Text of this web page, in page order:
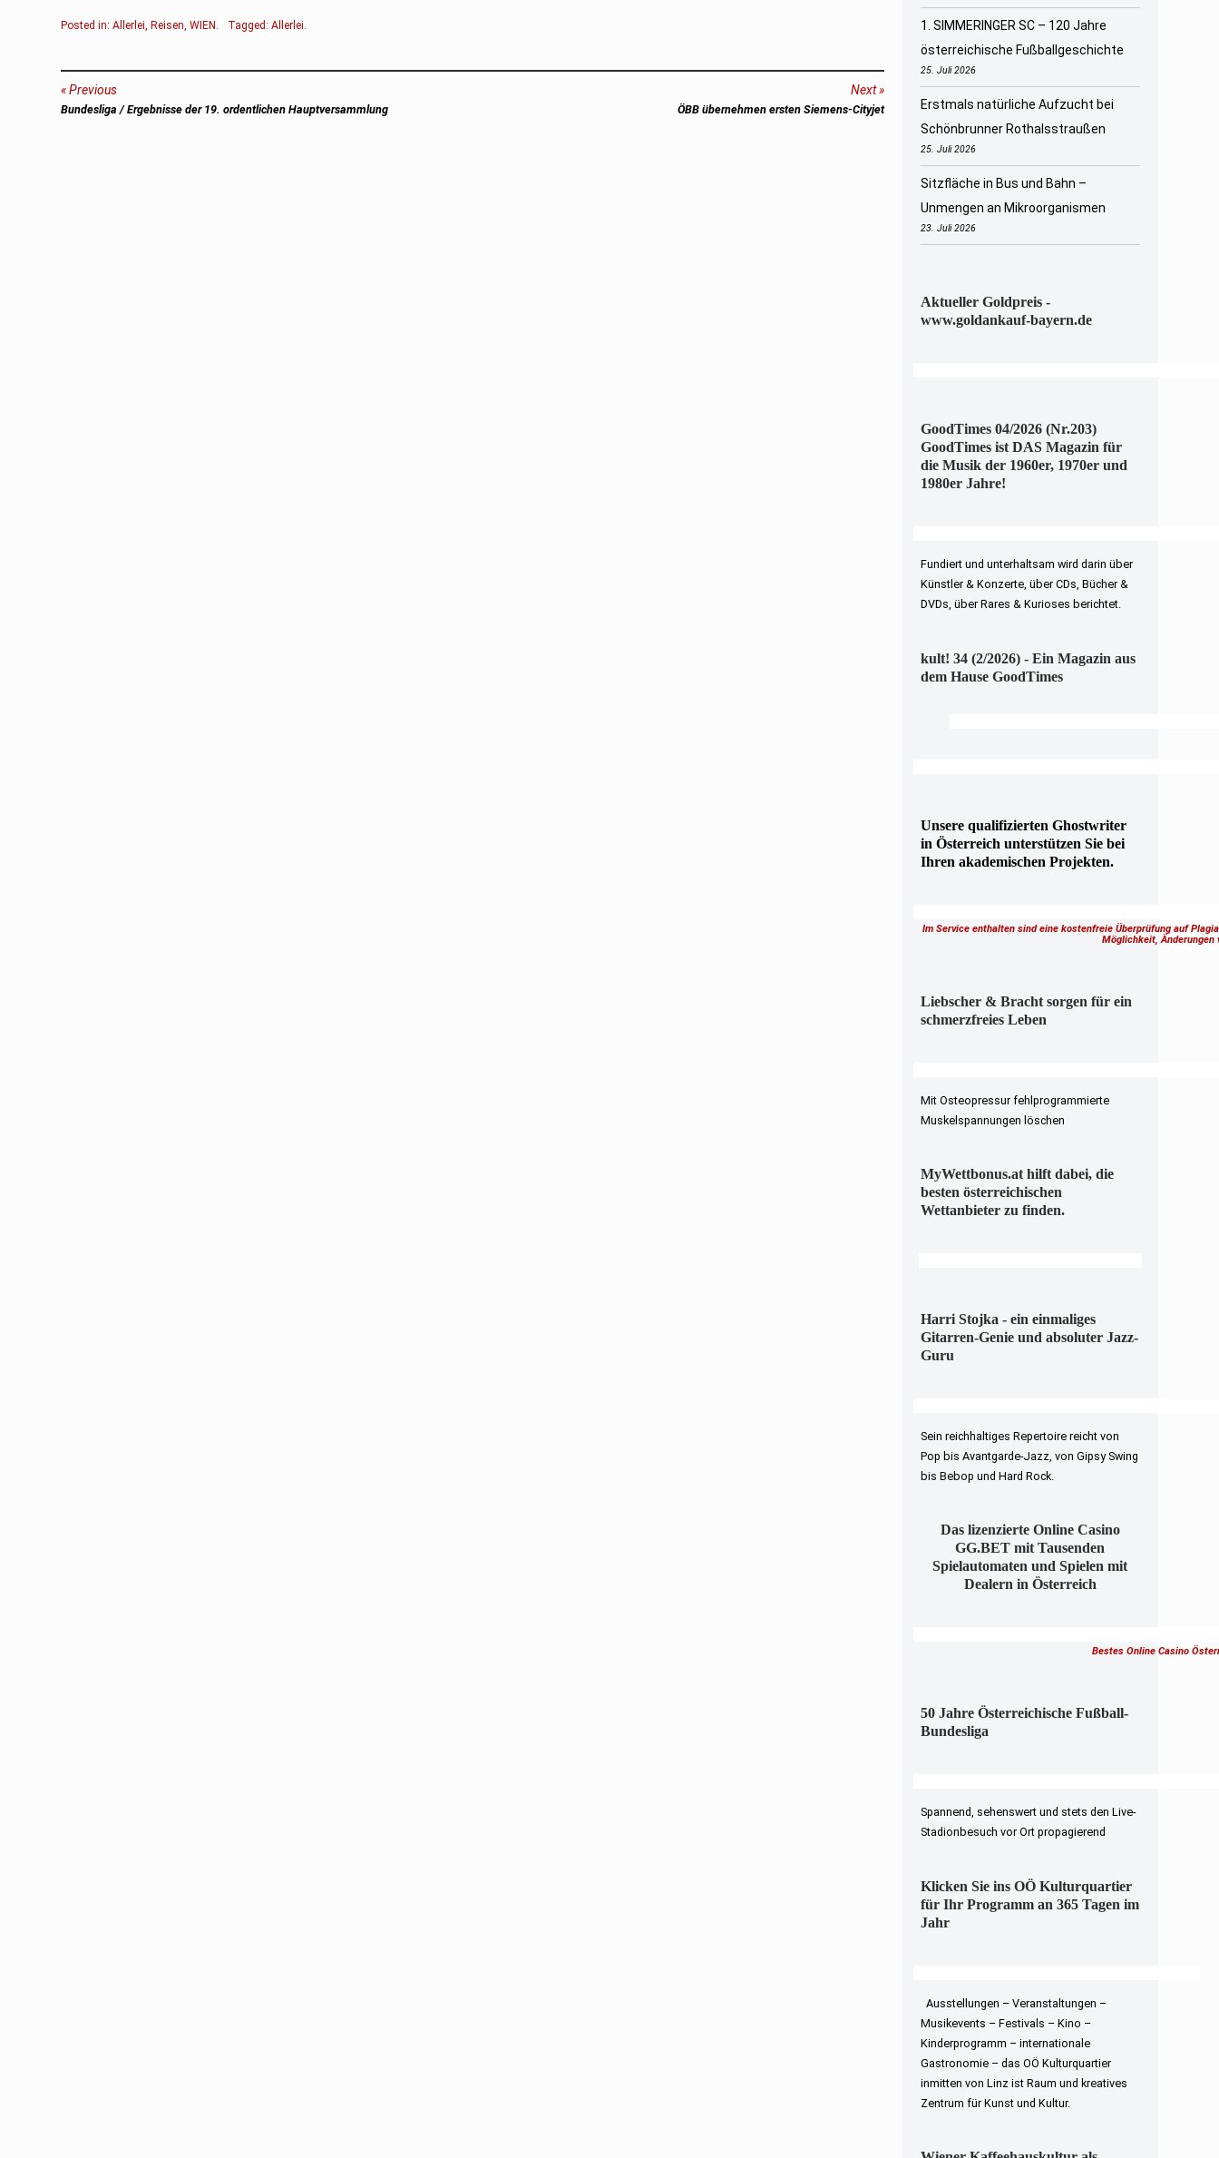
Posted in:Allerlei ,Reisen ,WIEN Tagged:Allerlei
Beitragsnavigation
Previous
Previous
Bundesliga / Ergebnisse der 19. ordentlichen Hauptversammlung
Next
Next
ÖBB übernehmen ersten Siemens-Cityjet
1. SIMMERINGER SC – 120 Jahre
österreichische Fußballgeschichte
25. Juli 2026
Erstmals natürliche Aufzucht bei
Schönbrunner Rothalsstraußen
25. Juli 2026
Sitzfläche in Bus und Bahn –
Unmengen an Mikroorganismen
23. Juli 2026
Aktueller Goldpreis -
www.goldankauf-bayern.de
GoodTimes 04/2026 (Nr.203)
GoodTimes ist DAS Magazin für
die Musik der 1960er, 1970er und
1980er Jahre!
Fundiert und unterhaltsam wird darin über
Künstler & Konzerte, über CDs, Bücher &
DVDs, über Rares & Kurioses berichtet.
kult! 34 (2/2026) - Ein Magazin aus
dem Hause GoodTimes
Unsere qualifizierten Ghostwriter
in Österreich unterstützen Sie bei
Ihren akademischen Projekten.
Im Service enthalten sind eine kostenfreie Überprüfung auf
Möglichkeit,
Liebscher & Bracht sorgen für ein
schmerzfreies Leben
Mit Osteopressur fehlprogrammierte
Muskelspannungen löschen
MyWettbonus.at hilft dabei, die
besten österreichischen
Wettanbieter zu finden.
Harri Stojka - ein einmaliges
Gitarren-Genie und absoluter Jazz-
Guru
Sein reichhaltiges Repertoire reicht von
Pop bis Avantgarde-Jazz, von Gipsy Swing
bis Bebop und Hard Rock.
Das lizenzierte Online Casino
GG.BET mit Tausenden
Spielautomaten und Spielen mit
Dealern in Österreich
Bestes Online Casino
50 Jahre Österreichische Fußball-
Bundesliga
Spannend, sehenswert und stets den Live-
Stadionbesuch vor Ort propagierend
Klicken Sie ins OÖ Kulturquartier
für Ihr Programm an 365 Tagen im
Jahr
Ausstellungen – Veranstaltungen –
Musikevents – Festivals – Kino –
Kinderprogramm – internationale
Gastronomie – das OÖ Kulturquartier
inmitten von Linz ist Raum und kreatives
Zentrum für Kunst und Kultur.